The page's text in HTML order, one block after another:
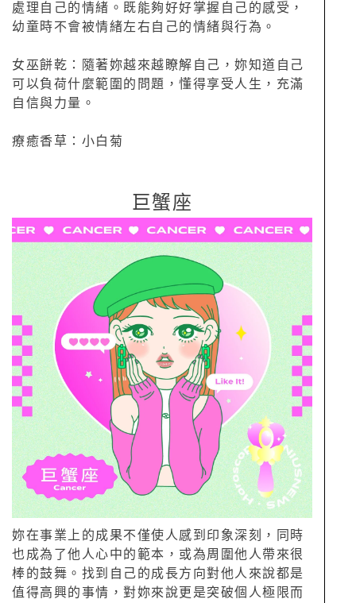
處理自己的情緒。既能夠好好掌握自己的感受，
幼童時不會被情緒左右自己的情緒與行為。
女巫餅乾：隨著妳越來越瞭解自己，妳知道自己
可以負荷什麼範圍的問題，懂得享受人生，充滿
自信與力量。
療癒香草：小白菊
巨蟹座
妳在事業上的成果不僅使人感到印象深刻，同時
也成為了他人心中的範本，或為周圍他人帶來很
棒的鼓舞。找到自己的成長方向對他人來說都是
值得高興的事情，對妳來說更是突破個人極限而